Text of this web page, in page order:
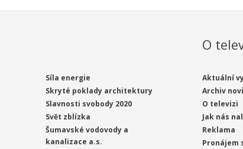
Síla energie
Skryté poklady architektury
Slavnosti svobody 2020
Svět zblízka
Šumavské vodovody a
kanalizace a.s.
O
Aktuální
Archiv
O televizi
Jak nás
Reklama
Pronájem